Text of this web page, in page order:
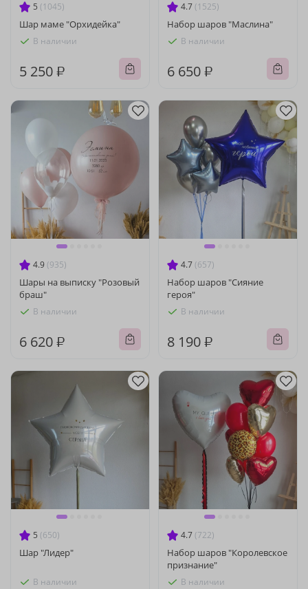
5 (1045)
Шар маме "Орхидейка"
В наличии
5 250 ₽
4.7 (1525)
Набор шаров "Маслина"
В наличии
6 650 ₽
4.9 (935)
Шары на выписку "Розовый
браш"
В наличии
6 620 ₽
4.7 (657)
Набор шаров "Сияние
героя"
В наличии
8 190 ₽
5 (650)
Шар "Лидер"
В наличии
4.7 (722)
Набор шаров "Королевское
признание"
В наличии